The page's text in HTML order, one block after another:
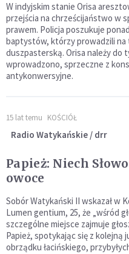
W indyjskim stanie Orisa
przejścia na chrześcijaństwo w
prawem. Policja poszukuje
baptystów, którzy prowadzili na
duszpasterską. Orisa należy do
wprowadzono, sprzeczne z
antykonwersyjne.
15 lat temu KOŚCIÓŁ
Radio Watykańskie / drr
Papież: Niech
owoce
Sobór Watykański II wskazał w
Lumen gentium, 25, że „wśród
szczególne miejsce zajmuje
Papież, spotykając się z kolejną
obrządku łacińskiego,